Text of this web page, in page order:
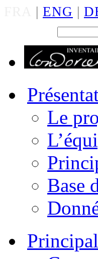
| ENG |
Le
Base